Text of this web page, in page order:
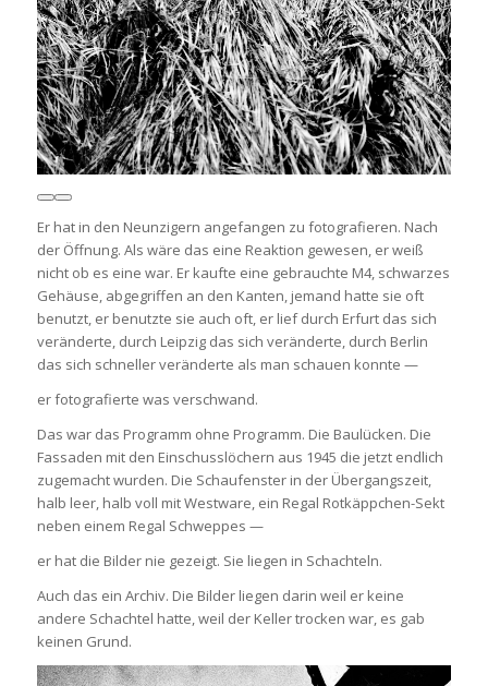
Er hat in den Neunzigern angefangen zu fotografieren. Nach
der Öffnung. Als wäre das eine Reaktion gewesen, er weiß
nicht ob es eine war. Er kaufte eine gebrauchte M4, schwarzes
Gehäuse, abgegriffen an den Kanten, jemand hatte sie oft
benutzt, er benutzte sie auch oft, er lief durch Erfurt das sich
veränderte, durch Leipzig das sich veränderte, durch Berlin
das sich schneller veränderte als man schauen konnte —
er fotografierte was verschwand.
Das war das Programm ohne Programm. Die Baulücken. Die
Fassaden mit den Einschusslöchern aus 1945 die jetzt endlich
zugemacht wurden. Die Schaufenster in der Übergangszeit,
halb leer, halb voll mit Westware, ein Regal Rotkäppchen-Sekt
neben einem Regal Schweppes —
er hat die Bilder nie gezeigt. Sie liegen in Schachteln.
Auch das ein Archiv. Die Bilder liegen darin weil er keine
andere Schachtel hatte, weil der Keller trocken war, es gab
keinen Grund.